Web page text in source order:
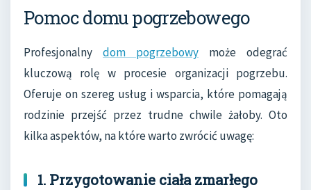
Pomoc domu pogrzebowego
Profesjonalny dom pogrzebowy może odegrać
kluczową rolę w procesie organizacji pogrzebu.
Oferuje on szereg usług i wsparcia, które pomagają
rodzinie przejść przez trudne chwile żałoby. Oto
kilka aspektów, na które warto zwrócić uwagę:
1. Przygotowanie ciała zmarłego